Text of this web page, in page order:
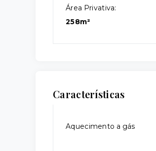
Área Privativa:
258m²
Características
Aquecimento a gás